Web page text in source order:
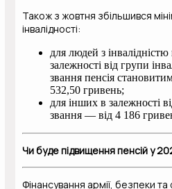
Також з жовтня збільшився
інвалідності:
для людей з
залежності від групи
звання пенсія
532,50 гривень;
для інших в залежності
звання — від 4 186
Чи буде підвищення пенсій у
Фінансування армії, безпеки